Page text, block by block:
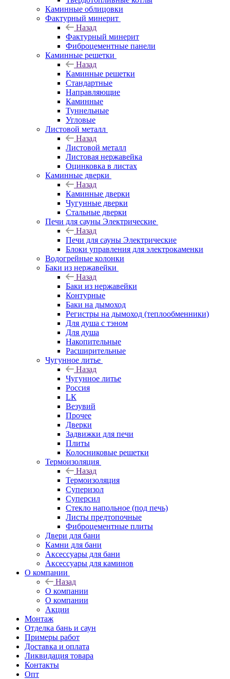
Каминные облицовки
Фактурный минерит
Назад
Фактурный минерит
Фиброцементные панели
Каминные решетки
Назад
Каминные решетки
Стандартные
Направляющие
Каминные
Туннельные
Угловые
Листовой металл
Назад
Листовой металл
Листовая нержавейка
Оцинковка в листах
Каминные дверки
Назад
Каминные дверки
Чугунные дверки
Стальные дверки
Печи для сауны Электрические
Назад
Печи для сауны Электрические
Блоки управления для электрокаменки
Водогрейные колонки
Баки из нержавейки
Назад
Баки из нержавейки
Контурные
Баки на дымоход
Регистры на дымоход (теплообменники)
Для душа с тэном
Для душа
Накопительные
Расширительные
Чугунное литье
Назад
Чугунное литье
Россия
LК
Везувий
Прочее
Дверки
Задвижки для печи
Плиты
Колосниковые решетки
Термоизоляция
Назад
Термоизоляция
Суперизол
Суперсил
Стекло напольное (под печь)
Листы предтопочные
Фиброцементные плиты
Двери для бани
Камни для бани
Аксессуары для бани
Аксессуары для каминов
О компании
Назад
О компании
О компании
Акции
Монтаж
Отделка бань и саун
Примеры работ
Доставка и оплата
Ликвидация товара
Контакты
Опт